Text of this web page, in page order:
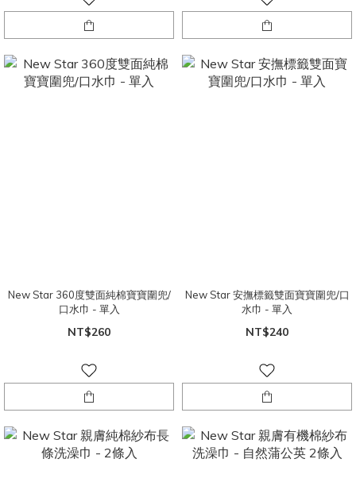
New Star 360度雙面純棉寶寶圍兜/
口水巾 - 單入
NT$260
New Star 安撫標籤雙面寶寶圍兜/口
水巾 - 單入
NT$240